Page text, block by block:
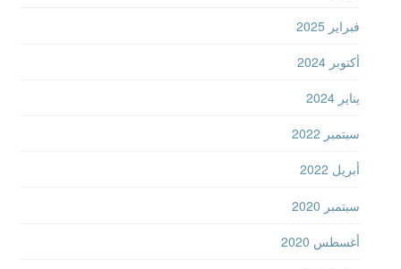
فبراير 2025
أكتوبر 2024
يناير 2024
سبتمبر 2022
أبريل 2022
سبتمبر 2020
أغسطس 2020